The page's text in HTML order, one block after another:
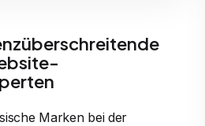
Marken bei der